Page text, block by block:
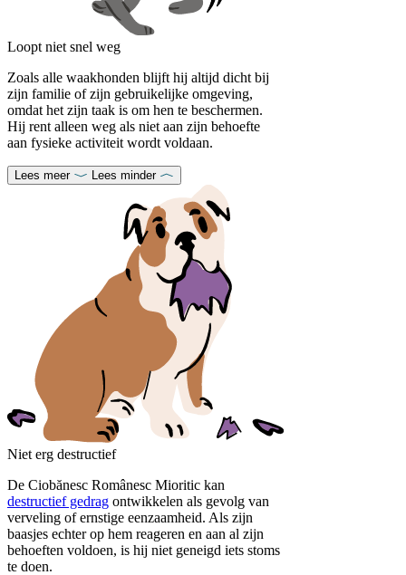
Loopt niet snel weg
Zoals alle waakhonden blijft hij altijd dicht bij
zijn familie of zijn gebruikelijke omgeving,
omdat het zijn taak is om hen te beschermen.
Hij rent alleen weg als niet aan zijn behoefte
aan fysieke activiteit wordt voldaan.
Lees meer Lees minder
Niet erg destructief
De Ciobănesc Românesc Mioritic kan
destructief gedrag ontwikkelen als gevolg van
verveling of ernstige eenzaamheid. Als zijn
baasjes echter op hem reageren en aan al zijn
behoeften voldoen, is hij niet geneigd iets stoms
te doen.